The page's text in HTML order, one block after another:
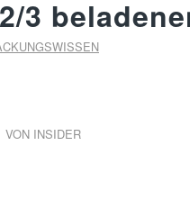
3
VON INSIDER